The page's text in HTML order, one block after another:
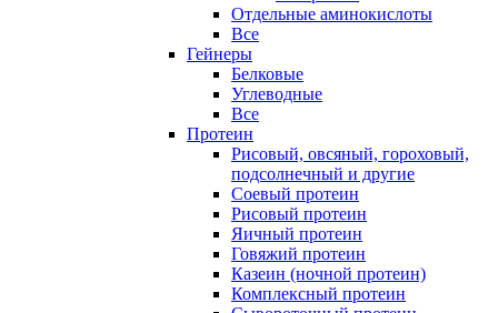
Отдельные аминокислоты
Все
Гейнеры
Белковые
Углеводные
Все
Протеин
Рисовый, овсяный, гороховый,
подсолнечный и другие
Соевый протеин
Рисовый протеин
Яичный протеин
Говяжий протеин
Казеин (ночной протеин)
Комплексный протеин